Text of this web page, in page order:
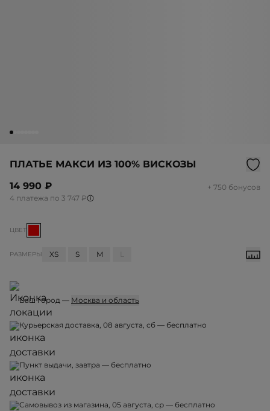
ПЛАТЬЕ МАКСИ ИЗ 100% ВИСКОЗЫ
14 990 ₽
+ 750 бонусов
4 платежа по 3 747 ₽
ЦВЕТ
РАЗМЕРЫ XS S M
Ваш город — Москва и область
Курьерская доставка, 08 августа, сб — бесплатно
Пункт выдачи, завтра — бесплатно
Самовывоз из магазина, 05 августа, ср — бесплатно